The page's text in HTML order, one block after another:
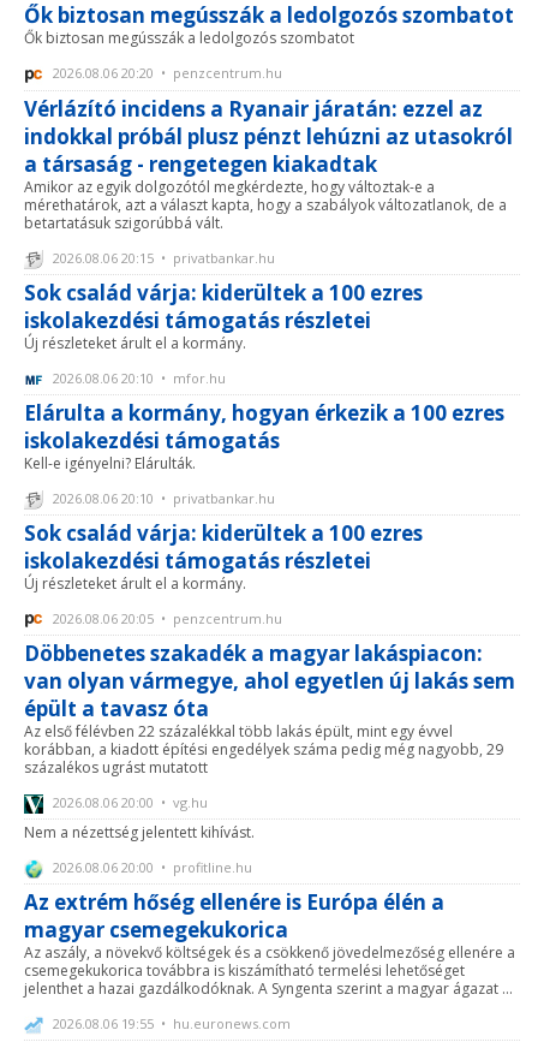
Ők biztosan megússzák a ledolgozós szombatot
Ők biztosan megússzák a ledolgozós szombatot
2026.08.06 20:20 • penzcentrum.hu
Vérlázító incidens a Ryanair járatán: ezzel az
indokkal próbál plusz pénzt lehúzni az utasokról
a társaság - rengetegen kiakadtak
Amikor az egyik dolgozótól megkérdezte, hogy változtak-e a
mérethatárok, azt a választ kapta, hogy a szabályok változatlanok, de a
betartatásuk szigorúbbá vált.
2026.08.06 20:15 • privatbankar.hu
Sok család várja: kiderültek a 100 ezres
iskolakezdési támogatás részletei
Új részleteket árult el a kormány.
2026.08.06 20:10 • mfor.hu
Elárulta a kormány, hogyan érkezik a 100 ezres
iskolakezdési támogatás
Kell-e igényelni? Elárulták.
2026.08.06 20:10 • privatbankar.hu
Sok család várja: kiderültek a 100 ezres
iskolakezdési támogatás részletei
Új részleteket árult el a kormány.
2026.08.06 20:05 • penzcentrum.hu
Döbbenetes szakadék a magyar lakáspiacon:
van olyan vármegye, ahol egyetlen új lakás sem
épült a tavasz óta
Az első félévben 22 százalékkal több lakás épült, mint egy évvel
korábban, a kiadott építési engedélyek száma pedig még nagyobb, 29
százalékos ugrást mutatott
2026.08.06 20:00 • vg.hu
Nem a nézettség jelentett kihívást.
2026.08.06 20:00 • profitline.hu
Az extrém hőség ellenére is Európa élén a
magyar csemegekukorica
Az aszály, a növekvő költségek és a csökkenő jövedelmezőség ellenére a
csemegekukorica továbbra is kiszámítható termelési lehetőséget
jelenthet a hazai gazdálkodóknak. A Syngenta szerint a magyar ágazat ...
2026.08.06 19:55 • hu.euronews.com